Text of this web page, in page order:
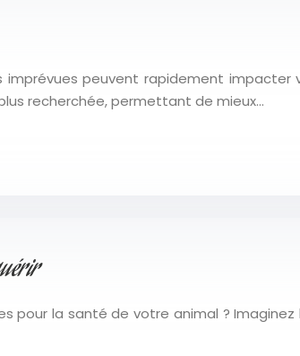
peuvent rapidement
recherchée, permettant de mieux…
la santé de votre animal ? Imaginez